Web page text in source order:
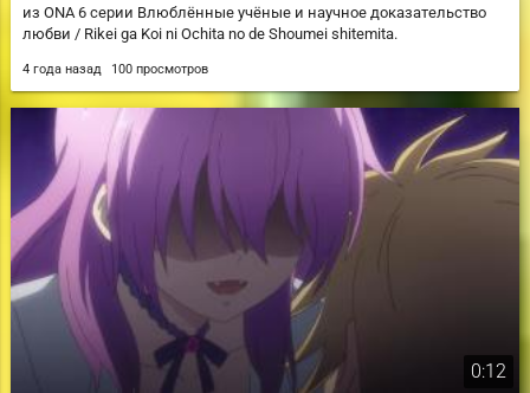
из ONA 6 серии Влюблённые учёные и научное доказательство
любви / Rikei ga Koi ni Ochita no de Shoumei shitemita.
4 года назад 100 просмотров
0:12